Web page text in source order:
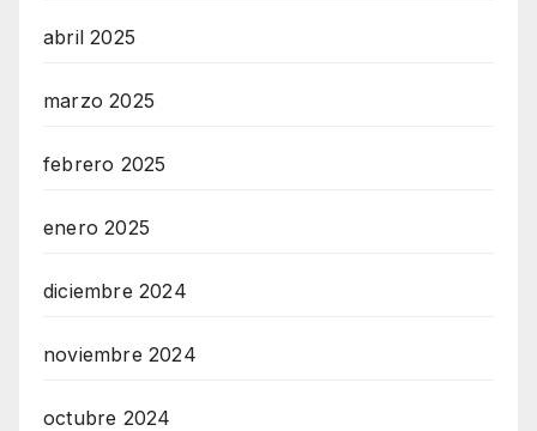
abril 2025
marzo 2025
febrero 2025
enero 2025
diciembre 2024
noviembre 2024
octubre 2024